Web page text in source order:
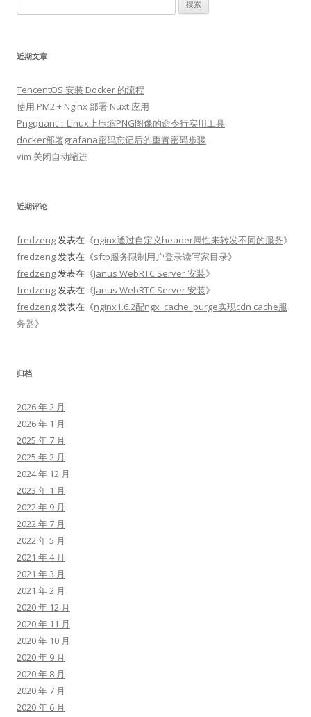
索：
近期文章
TencentOS 安装 Docker 的流程
使用 PM2 + Nginx 部署 Nuxt 应用
Pngquant：Linux上压缩PNG图像的命令行实用工具
docker部署grafana密码忘记后的重置密码步骤
vim 关闭自动缩进
近期评论
fredzeng发表在《nginx通过自定义header属性来转发不同的服务》
fredzeng发表在《sftp服务限制用户登录读写家目录》
fredzeng发表在《Janus WebRTC Server 安装》
fredzeng发表在《Janus WebRTC Server 安装》
fredzeng发表在《nginx1.6.2配ngx_cache_purge实现cdn cache服
务器》
归档
2026 年 2 月
2026 年 1 月
2025 年 7 月
2025 年 2 月
2024 年 12 月
2023 年 1 月
2022 年 9 月
2022 年 7 月
2022 年 5 月
2021 年 4 月
2021 年 3 月
2021 年 2 月
2020 年 12 月
2020 年 11 月
2020 年 10 月
2020 年 9 月
2020 年 8 月
2020 年 7 月
2020 年 6 月